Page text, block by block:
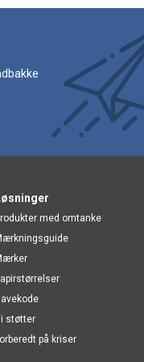
med omtanke
støtter
på kriser